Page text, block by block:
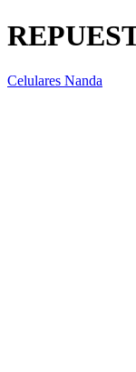
Celulares Nanda